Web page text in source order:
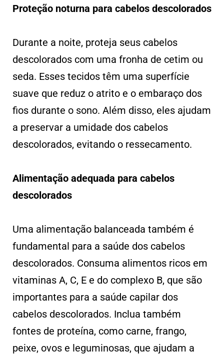
Proteção noturna para cabelos descolorados
Durante a noite, proteja seus cabelos
descolorados com uma fronha de cetim ou
seda. Esses tecidos têm uma superfície
suave que reduz o atrito e o embaraço dos
fios durante o sono. Além disso, eles ajudam
a preservar a umidade dos cabelos
descolorados, evitando o ressecamento.
Alimentação adequada para cabelos
descolorados
Uma alimentação balanceada também é
fundamental para a saúde dos cabelos
descolorados. Consuma alimentos ricos em
vitaminas A, C, E e do complexo B, que são
importantes para a saúde capilar dos
cabelos descolorados. Inclua também
fontes de proteína, como carne, frango,
peixe, ovos e leguminosas, que ajudam a